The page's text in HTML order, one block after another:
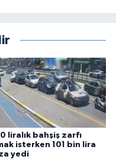
liralık bahşiş zarfı
isterken 101 bin lira
yedi